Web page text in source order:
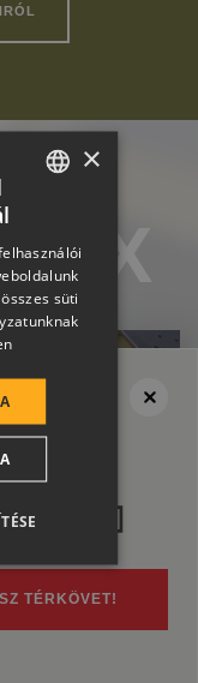
se!
TÉRKÖVET!
HUNGARIAN
SLOVAK
GERMAN
ROMANIAN
CROATIAN
SR
RO-HU
ITALIAN
×
süti